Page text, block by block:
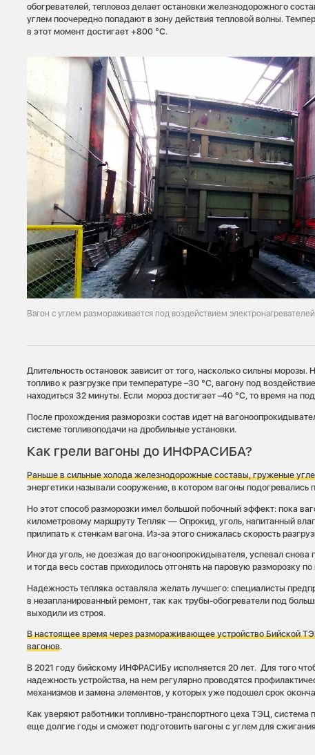
обогревателей, тепловоз делает остановки железнодорожного
углем поочередно попадают в зону действия тепловой волны.
в этот момент достигает +800 °С.
Вагон с углем размораживается под воздействием электронагревателей
Длительность остановок зависит от того, насколько сильны морозы.
топливо к разгрузке при температуре –30 °С, вагону под
находиться 32 минуты. Если мороз достигает –40 °С, то время на
После прохождения разморозки состав идет на
системе топливоподачи на дробильные установки.
Как грели вагоны до ИНФРАСИБА?
Раньше в сильные холодажелезнодорожные составы, груженые
энергетики называли сооружение, в котором вагоны подогревались
Но этот способ разморозки имел большой побочный эффект: пока
километровому маршруту Тепляк — Опрокид, уголь, напитанный
прилипать к стенкам вагона. Из-за этого снижалась скорость
Иногда уголь, не доезжая до вагоноопрокидывателя, успевал снова
и тогда весь состав приходилось отгонять на паровую разморозку
Надежность тепляка оставляла желать лучшего: специалисты
в незапланированный ремонт, так как трубы-обогреватели под
выходили из строя.
В настоящее время через размораживающее устройство Бийской
вагонов.
В 2021 году бийскому ИНФРАСИБу исполняется 20 лет. Для того
надежность устройства, на нем регулярно проводятся
механизмов и замена элементов, у которых уже подошел срок
Как уверяют работники топливно-транспортного цеха ТЭЦ, система
еще долгие годы и сможет подготовить вагоны с углем для